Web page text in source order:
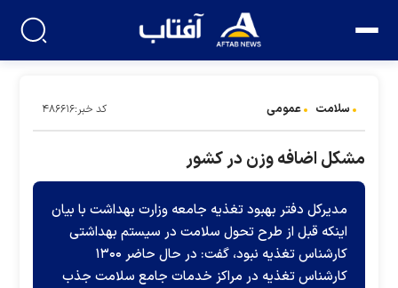
سلامت عمومی کد خبر:۴۸۶۶۱۶
مشکل اضافه وزن در کشور
مدیرکل دفتر بهبود تغذیه جامعه وزارت بهداشت با بیان
اینکه قبل از طرح تحول سلامت در سیستم بهداشتی
کارشناس تغذیه نبود، گفت: در حال حاضر ۱۳۰۰
کارشناس تغذیه در مراکز خدمات جامع سلامت جذب